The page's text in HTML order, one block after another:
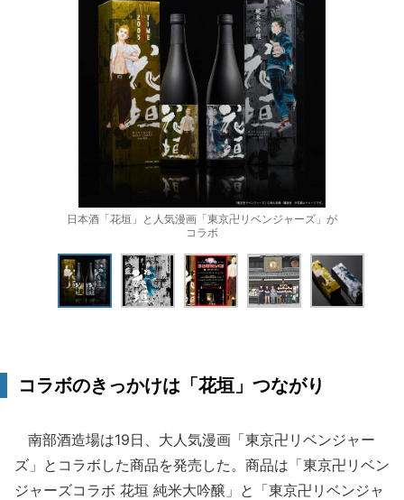
日本酒「花垣」と人気漫画「東京卍リベンジャーズ」が
コラボ
コラボのきっかけは「花垣」つながり
南部酒造場は19日、大人気漫画「東京卍リベンジャー
ズ」とコラボした商品を発売した。商品は「東京卍リベン
ジャーズコラボ 花垣 純米大吟醸」と「東京卍リベンジャ